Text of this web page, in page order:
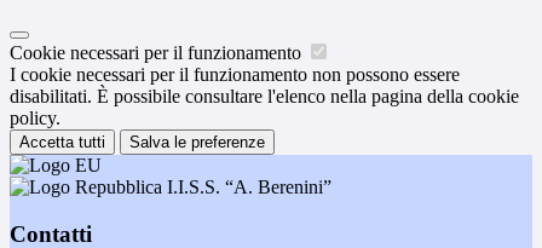
Cookie necessari per il funzionamento
I cookie necessari per il funzionamento non possono essere
disabilitati. È possibile consultare l'elenco nella pagina della cookie
policy.
Accetta tutti Salva le preferenze
I.I.S.S. “A. Berenini”
Contatti